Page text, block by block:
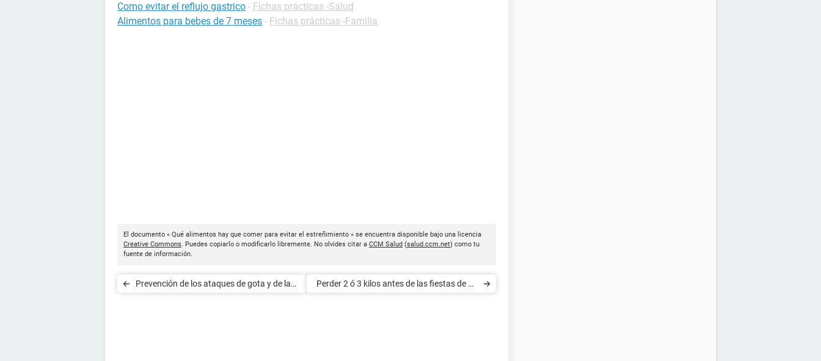
Como evitar el reflujo gastrico - Fichas prácticas -Salud
Alimentos para bebes de 7 meses - Fichas prácticas -Familia
El documento « Qué alimentos hay que comer para evitar el estreñimiento » se encuentra disponible bajo una licencia
Creative Commons. Puedes copiarlo o modificarlo libremente. No olvides citar a CCM Salud (salud.ccm.net) como tu
fuente de información.
Prevención de los ataques de gota y de la
Perder 2 ó 3 kilos antes de las fiestas de fin